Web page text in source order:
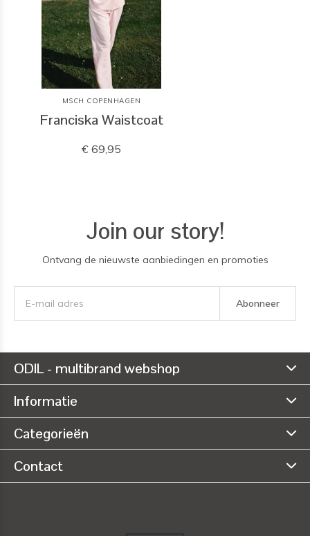
MSCH COPENHAGEN
Franciska Waistcoat
€ 69,95
Join our story!
Ontvang de nieuwste aanbiedingen en promoties
Abonneer
ODIL - multibrand webshop
Informatie
Categorieën
Contact